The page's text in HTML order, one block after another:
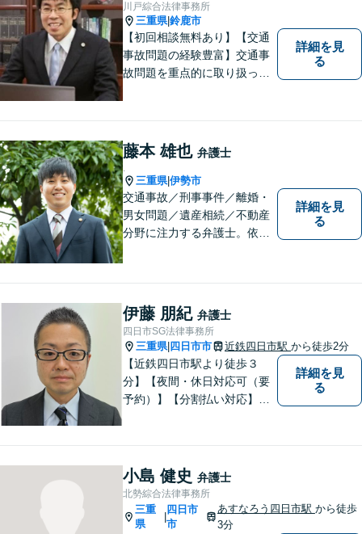
い。
川戸綜合法律事務所
三重県|鈴鹿市
【初回相談無料あり】【交通
事故問題の経験豊富】交通事
故問題を重点的に取り扱って
ます。その他の法律問題につ
いても、あなたの身近な相談
役として、あなたの力になり
ます。
詳細を見
る
藤本 雄也 弁護士
三重県|伊勢市
交通事故／刑事事件／離婚・
男女問題／遺産相続／不動産
分野に注力する弁護士。依頼
お気軽にご相談ください！
【離婚・男女問題の経験多
数】
詳細を見
る
伊藤 朋紀 弁護士
四日市SG法律事務所
三重県| 四日市市 近鉄四日市駅 から徒歩2分
【近鉄四日市駅より徒歩３
分】【夜間・休日対応可（要
予約）】【分割払い対応】
して、一緒に解決方法を考え
る手助けをさせていただけれ
ばと思いますので、お気軽に
ご相談ください。
詳細を見
る
小島 健史 弁護士
北勢綜合法律事務所
三重
県
四日市
市
あすなろう四日市駅 から徒歩
3分